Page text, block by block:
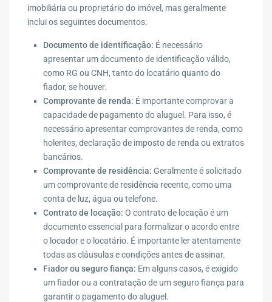
imobiliária ou proprietário do imóvel, mas geralmente
inclui os seguintes documentos:
Documento de identificação: É necessário
apresentar um documento de identificação válido,
como RG ou CNH, tanto do locatário quanto do
fiador, se houver.
Comprovante de renda: É importante comprovar a
capacidade de pagamento do aluguel. Para isso, é
necessário apresentar comprovantes de renda, como
holerites, declaração de imposto de renda ou extratos
bancários.
Comprovante de residência: Geralmente é solicitado
um comprovante de residência recente, como uma
conta de luz, água ou telefone.
Contrato de locação: O contrato de locação é um
documento essencial para formalizar o acordo entre
o locador e o locatário. É importante ler atentamente
todas as cláusulas e condições antes de assinar.
Fiador ou seguro fiança: Em alguns casos, é exigido
um fiador ou a contratação de um seguro fiança para
garantir o pagamento do aluguel.